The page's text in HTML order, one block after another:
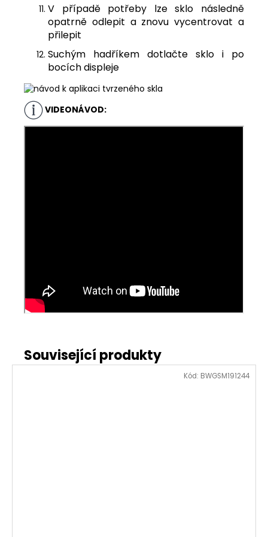
V případě potřeby lze sklo následně
opatrně odlepit a znovu vycentrovat a
přilepit
Suchým hadříkem dotlačte sklo i po
bocích displeje
VIDEONÁVOD:
Kód: BWGSM191244